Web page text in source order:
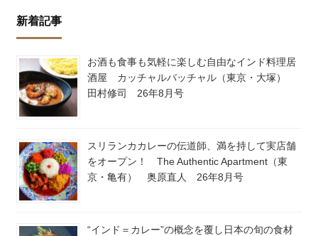
新着記事
お酒も食事も気軽に楽しむ自由なインド料理居
酒屋 カッチャルバッチャル（東京・大塚）
田村修司 26年8月号
スリランカカレーの伝道師、満を持して実店舗
をオープン！ The Authentic Apartment（東
京・亀有） 奥原直人 26年8月号
“インド＝カレー”の概念を覆し日本の旬の食材